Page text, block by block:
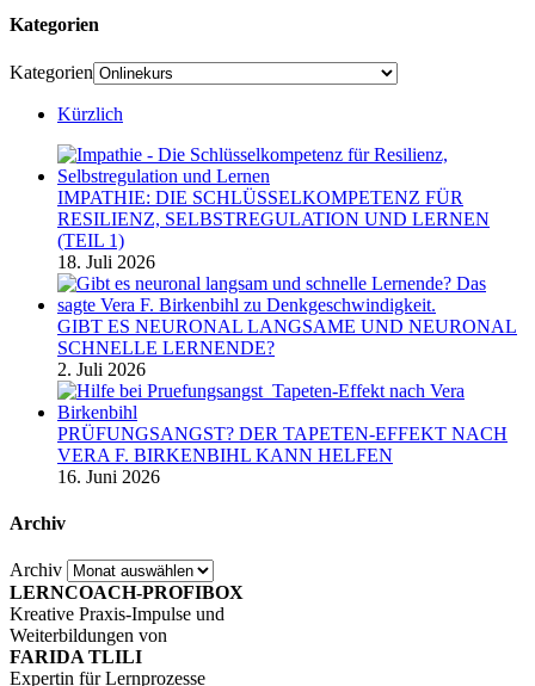
Kategorien
Kategorien
Kürzlich
IMPATHIE: DIE SCHLÜSSELKOMPETENZ FÜR
RESILIENZ, SELBSTREGULATION UND LERNEN
(TEIL 1)
18. Juli 2026
GIBT ES NEURONAL LANGSAME UND NEURONAL
SCHNELLE LERNENDE?
2. Juli 2026
PRÜFUNGSANGST? DER TAPETEN-EFFEKT NACH
VERA F. BIRKENBIHL KANN HELFEN
16. Juni 2026
Archiv
Archiv
LERNCOACH-PROFIBOX
Kreative Praxis-Impulse und
Weiterbildungen von
FARIDA TLILI
Expertin für Lernprozesse